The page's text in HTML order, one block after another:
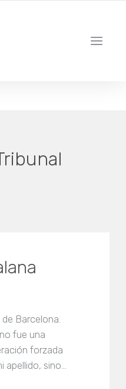
Barcelona.
fue una
forzada
apellido, sino…